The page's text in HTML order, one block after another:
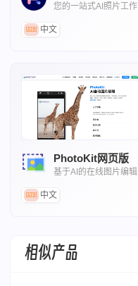
您的一站式AI照片工作
中文
PhotoKit网页版
基于AI的在线图片编辑
中文
相似产品